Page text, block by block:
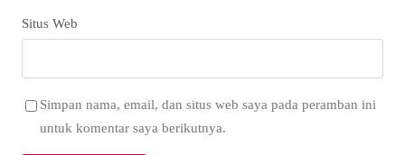
Situs Web
Simpan nama, email, dan situs web saya pada peramban ini
untuk komentar saya berikutnya.